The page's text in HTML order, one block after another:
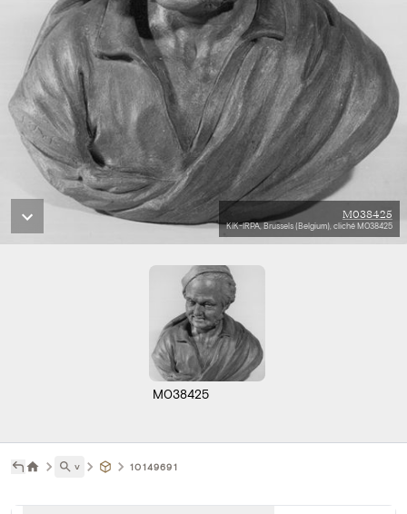
M038425
KIK-IRPA, Brussels (Belgium), cliché M038425
M038425
˅ 10149691